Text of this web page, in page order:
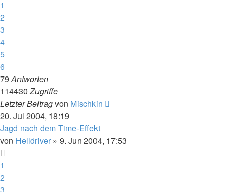
1
2
3
4
5
6
79Antworten
114430Zugriffe
Letzter Beitragvon Mischkin
20. Jul 2004, 18:19
Jagd nach dem Time-Effekt
von Helldriver » 9. Jun 2004, 17:53
1
2